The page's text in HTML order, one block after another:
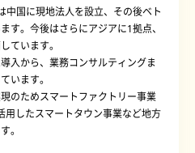
中国に現地法人を設立、その後ベト
す。今後はさらにアジアに1拠点、
ています。
入から、業務コンサルティングま
います。
のためスマートファクトリー事業
用したスマートタウン事業など地方
。